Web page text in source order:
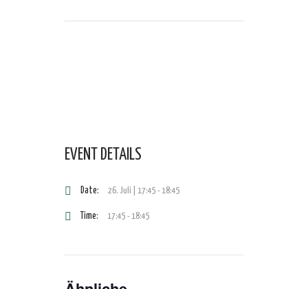
EVENT DETAILS
Date: 26. Juli | 17:45 -18:45
Time: 17:45 - 18:45